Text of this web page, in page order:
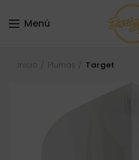
Menú
Inicio Plumas Target